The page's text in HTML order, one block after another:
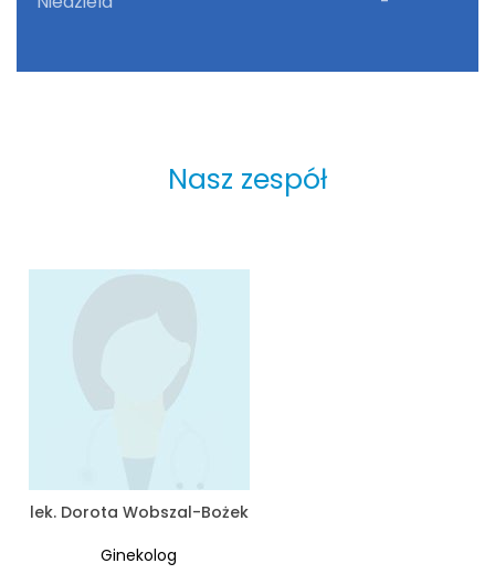
Nasz zespół
lek. Dorota Wobszal-Bożek
Ginekolog